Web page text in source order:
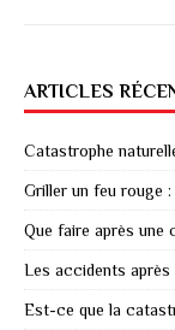
ARTICLES
Catastrophe
Griller un feu rouge
Que faire après une
Les accidents
Est-ce que la